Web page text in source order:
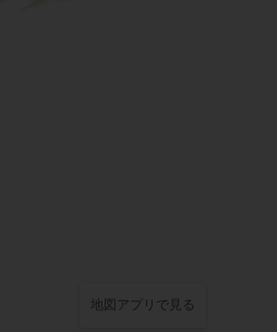
地図アプリで見る